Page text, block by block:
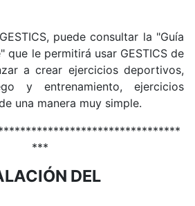
puede consultar la "Guía
" que le permitirá usar GESTICS de
a crear ejercicios deportivos,
y entrenamiento, ejercicios
una manera muy simple.
***
DEL